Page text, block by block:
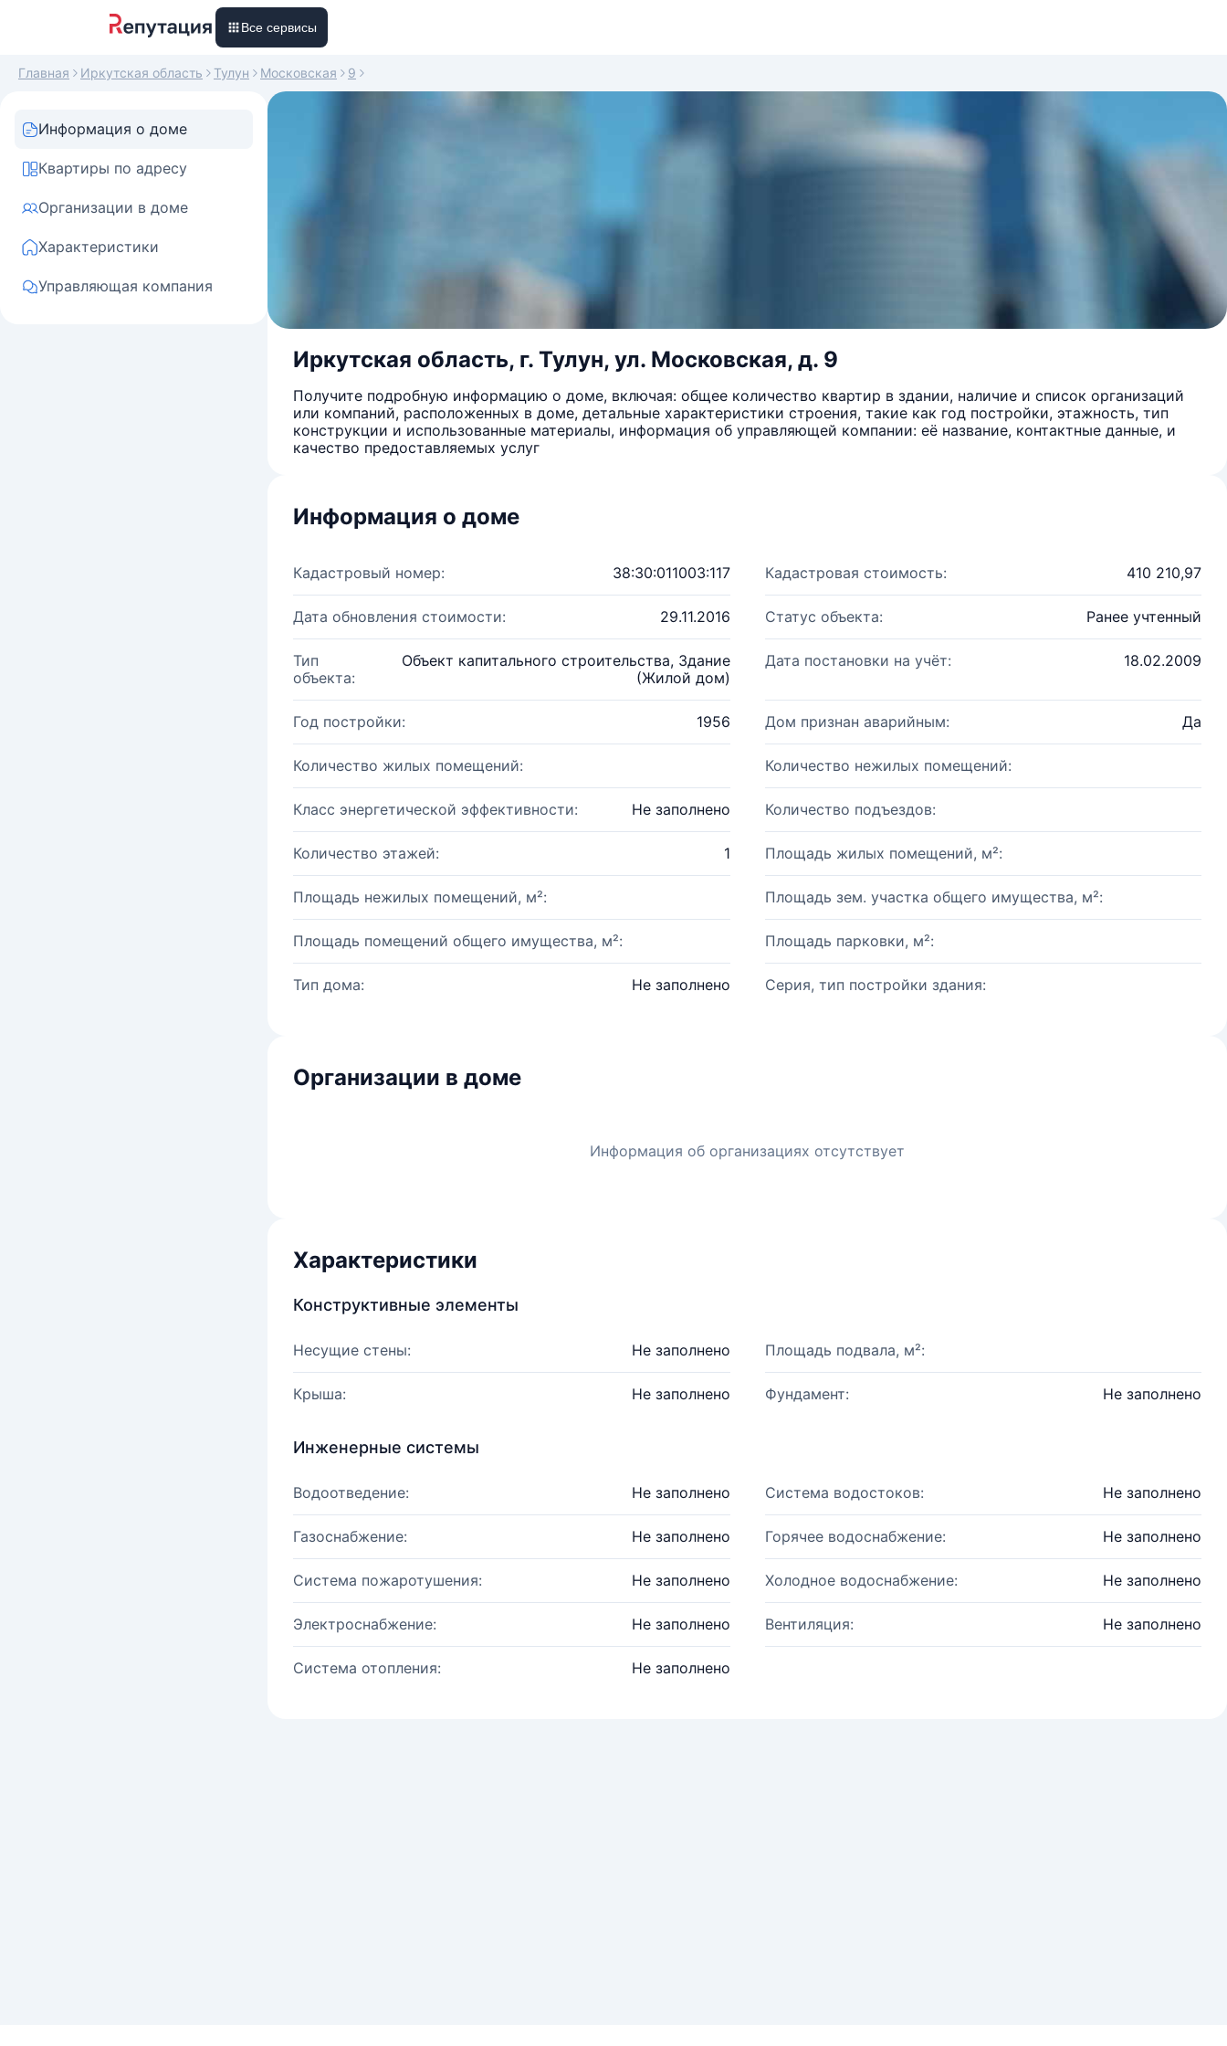
Все сервисы
Главная Иркутская область Тулун Московская 9
Информация о доме
Квартиры по адресу
Организации в доме
Характеристики
Управляющая компания
Иркутская область, г. Тулун, ул. Московская, д. 9
Получите подробную информацию о доме, включая: общее количество квартир в здании, наличие и список организаций
или компаний, расположенных в доме, детальные характеристики строения, такие как год постройки, этажность, тип
конструкции и использованные материалы, информация об управляющей компании: её название, контактные данные, и
качество предоставляемых услуг
Информация о доме
Кадастровый номер: 38:30:011003:117 Кадастровая стоимость: 410 210,97
Дата обновления стоимости: 29.11.2016 Статус объекта: Ранее учтенный
Тип
объекта:
Объект капитального строительства, Здание
(Жилой дом)
Дата постановки на учёт: 18.02.2009
Год постройки: 1956 Дом признан аварийным: Да
Количество жилых помещений: Количество нежилых помещений:
Класс энергетической эффективности: Не заполнено Количество подъездов:
Количество этажей: 1 Площадь жилых помещений, м²:
Площадь нежилых помещений, м²: Площадь зем. участка общего имущества, м²:
Площадь помещений общего имущества, м²: Площадь парковки, м²:
Тип дома: Не заполнено Серия, тип постройки здания:
Организации в доме
Информация об организациях отсутствует
Характеристики
Конструктивные элементы
Несущие стены: Не заполнено Площадь подвала, м²:
Крыша: Не заполнено Фундамент: Не заполнено
Инженерные системы
Водоотведение: Не заполнено Система водостоков: Не заполнено
Газоснабжение: Не заполнено Горячее водоснабжение: Не заполнено
Система пожаротушения: Не заполнено Холодное водоснабжение: Не заполнено
Электроснабжение: Не заполнено Вентиляция: Не заполнено
Система отопления: Не заполнено